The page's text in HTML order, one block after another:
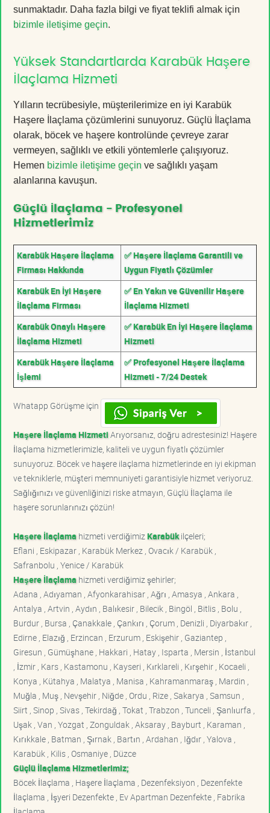
sunmaktadır. Daha fazla bilgi ve fiyat teklifi almak için
bizimle iletişime geçin.
Yüksek Standartlarda Karabük Haşere
İlaçlama Hizmeti
Yılların tecrübesiyle, müşterilerimize en iyi Karabük
Haşere İlaçlama çözümlerini sunuyoruz. Güçlü İlaçlama
olarak, böcek ve haşere kontrolünde çevreye zarar
vermeyen, sağlıklı ve etkili yöntemlerle çalışıyoruz.
Hemen bizimle iletişime geçin ve sağlıklı yaşam
alanlarına kavuşun.
Güçlü İlaçlama - Profesyonel
Hizmetlerimiz
Karabük Haşere İlaçlama
Firması Hakkında
✅ Haşere İlaçlama Garantili ve
Uygun Fiyatlı Çözümler
Karabük En İyi Haşere
İlaçlama Firması
✅ En Yakın ve Güvenilir Haşere
İlaçlama Hizmeti
Karabük Onaylı Haşere
İlaçlama Hizmeti
✅ Karabük En İyi Haşere İlaçlama
Hizmeti
Karabük Haşere İlaçlama
İşlemi
✅ Profesyonel Haşere İlaçlama
Hizmeti - 7/24 Destek
Whatapp Görüşme için
Haşere İlaçlama HizmetiArıyorsanız, doğru adrestesiniz! Haşere
İlaçlama hizmetlerimizle, kaliteli ve uygun fiyatlı çözümler
sunuyoruz. Böcek ve haşere ilaçlama hizmetlerinde en iyi ekipman
ve tekniklerle, müşteri memnuniyeti garantisiyle hizmet veriyoruz.
Sağlığınızı ve güvenliğinizi riske atmayın, Güçlü İlaçlama ile
haşere sorunlarınızı çözün!
Haşere İlaçlama hizmeti verdiğimiz Karabükilçeleri;
Eflani , Eskipazar , Karabük Merkez , Ovacık / Karabük ,
Safranbolu , Yenice / Karabük
Haşere İlaçlama hizmeti verdiğimiz şehirler;
Adana , Adıyaman , Afyonkarahisar , Ağrı , Amasya , Ankara ,
Antalya , Artvin , Aydın , Balıkesir , Bilecik , Bingöl , Bitlis , Bolu ,
Burdur , Bursa , Çanakkale , Çankırı , Çorum , Denizli , Diyarbakır ,
Edirne , Elazığ , Erzincan , Erzurum , Eskişehir , Gaziantep ,
Giresun , Gümüşhane , Hakkari , Hatay , Isparta , Mersin , İstanbul
, İzmir , Kars , Kastamonu , Kayseri , Kırklareli , Kırşehir , Kocaeli ,
Konya , Kütahya , Malatya , Manisa , Kahramanmaraş , Mardin ,
Muğla , Muş , Nevşehir , Niğde , Ordu , Rize , Sakarya , Samsun ,
Siirt , Sinop , Sivas , Tekirdağ , Tokat , Trabzon , Tunceli , Şanlıurfa ,
Uşak , Van , Yozgat , Zonguldak , Aksaray , Bayburt , Karaman ,
Kırıkkale , Batman , Şırnak , Bartın , Ardahan , Iğdır , Yalova ,
Karabük , Kilis , Osmaniye , Düzce
Güçlü İlaçlama Hizmetlerimiz;
Böcek İlaçlama , Haşere İlaçlama , Dezenfeksiyon , Dezenfekte
İlaçlama , İşyeri Dezenfekte , Ev Apartman Dezenfekte , Fabrika